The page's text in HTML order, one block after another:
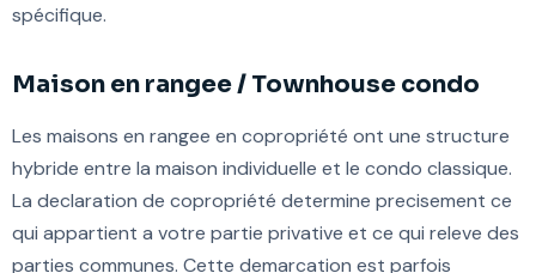
spécifique.
Maison en rangee / Townhouse condo
Les maisons en rangee en copropriété ont une structure
hybride entre la maison individuelle et le condo classique.
La declaration de copropriété determine precisement ce
qui appartient a votre partie privative et ce qui releve des
parties communes. Cette demarcation est parfois